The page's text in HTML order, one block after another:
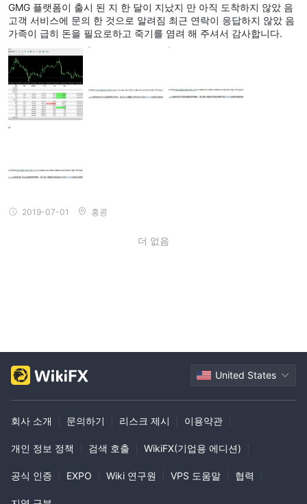
GMG 플랫폼이 출시 된 지 한 달이 지났지 만 아직 도착하지 않았 음
고객 서비스에 문의 한 것으로 알려짐 최근 연락이 응답하지 않았 음
가족이 급히 돈을 필요로하고 죽기를 염려 해 주셔서 감사합니다.
2019-07-01 홍콩
더 없음
United States
회사 소개 문의하기 리스크 제시 이용약관
개인 정보 정책 검색 호출 WikiFX(기업용 에디션)
공식 인증 EXPO Wiki 연구원 VPS 도움말 협력